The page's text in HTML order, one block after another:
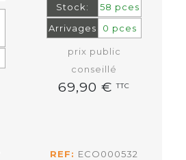
Stock:
58 pces
Arrivages
0 pces
prix public
conseillé
69,90 €TTC
REF: ECO000532